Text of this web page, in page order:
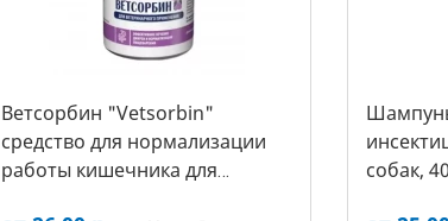
Ветсорбин "Vetsorbin"
средство для нормализации
работы кишечника для
собак,